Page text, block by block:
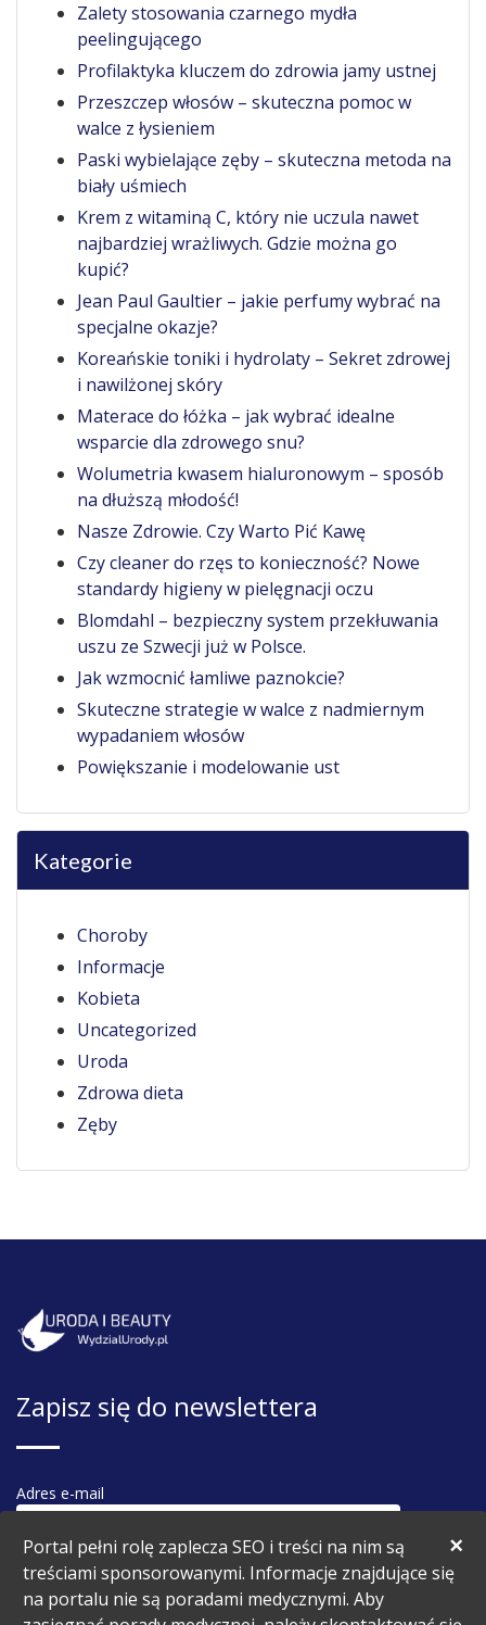
×
Portal pełni rolę zaplecza SEO i treści na nim są
treściami sponsorowanymi. Informacje znajdujące się
na portalu nie są poradami medycznymi. Aby
Zalety stosowania czarnego mydła
peelingującego
Profilaktyka kluczem do zdrowia jamy ustnej
Przeszczep włosów – skuteczna pomoc w
walce z łysieniem
Paski wybielające zęby – skuteczna metoda na
biały uśmiech
Krem z witaminą C, który nie uczula nawet
najbardziej wrażliwych. Gdzie można go
kupić?
Jean Paul Gaultier – jakie perfumy wybrać na
specjalne okazje?
Koreańskie toniki i hydrolaty – Sekret zdrowej
i nawilżonej skóry
Materace do łóżka – jak wybrać idealne
wsparcie dla zdrowego snu?
Wolumetria kwasem hialuronowym – sposób
na dłuższą młodość!
Nasze Zdrowie. Czy Warto Pić Kawę
Czy cleaner do rzęs to konieczność? Nowe
standardy higieny w pielęgnacji oczu
Blomdahl – bezpieczny system przekłuwania
uszu ze Szwecji już w Polsce.
Jak wzmocnić łamliwe paznokcie?
Skuteczne strategie w walce z nadmiernym
wypadaniem włosów
Powiększanie i modelowanie ust
Kategorie
Choroby
Informacje
Kobieta
Uncategorized
Uroda
Zdrowa dieta
Zęby
Zapisz się do newslettera
Adres e-mail